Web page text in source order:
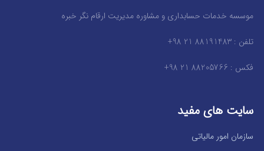
موسسه خدمات حسابداری و مشاوره مدیریت ارقام نگر خبره
تلفن : 88191483 21 98+
فکس : 88205766 21 98+
سایت های مفید
سازمان امور مالیاتی